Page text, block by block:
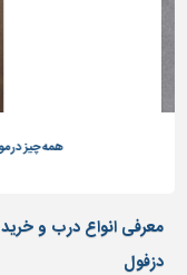
همه چیز در
معرفی انواع درب و
دزفول